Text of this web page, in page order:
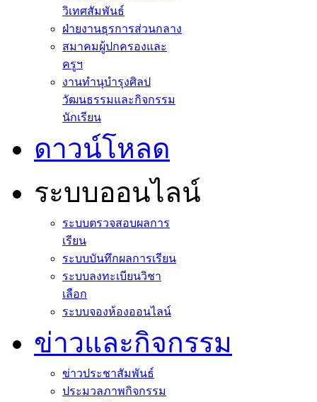
วิเทศสัมพันธ์
ฝ่ายงานธุรการส่วนกลาง
สมาคมผู้ปกครองและ
ครูฯ
งานทำนุบำรุงศิลป
วัฒนธรรมและกิจกรรม
นักเรียน
ดาวน์โหลด
ระบบออนไลน์
ระบบตรวจสอบผลการ
เรียน
ระบบบันทึกผลการเรียน
ระบบลงทะเบียนวิชา
เลือก
ระบบจองห้องออนไลน์
ข่าวและกิจกรรม
ข่าวประชาสัมพันธ์
ประมวลภาพกิจกรรม